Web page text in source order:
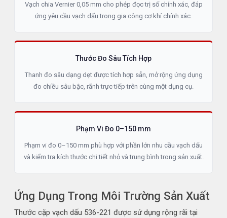
Vạch chia Vernier 0,05 mm cho phép đọc trị số chính xác, đáp
ứng yêu cầu vạch dấu trong gia công cơ khí chính xác.
Thước Đo Sâu Tích Hợp
Thanh đo sâu dạng dẹt được tích hợp sẵn, mở rộng ứng dụng
đo chiều sâu bậc, rãnh trực tiếp trên cùng một dụng cụ.
Phạm Vi Đo 0–150 mm
Phạm vi đo 0–150 mm phù hợp với phần lớn nhu cầu vạch dấu
và kiểm tra kích thước chi tiết nhỏ và trung bình trong sản xuất.
Ứng Dụng Trong Môi Trường Sản Xuất
Thước cặp vạch dấu 536-221 được sử dụng rộng rãi tại